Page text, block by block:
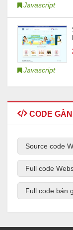
Javascript
Javascript
CODE
Source code
Full code
Full code bán